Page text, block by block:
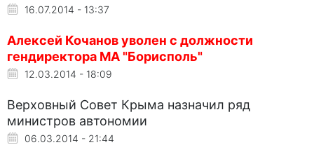
16.07.2014 - 13:37
Алексей Кочанов уволен с должности
гендиректора МА "Борисполь"
12.03.2014 - 18:09
Верховный Совет Крыма назначил ряд
министров автономии
06.03.2014 - 21:44